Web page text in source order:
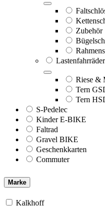
Zubehör
Lastenfahrräder
Riese &
Tern
Tern
S-Pedelec
Kinder E-BIKE
Faltrad
Gravel BIKE
Geschenkkarten
Commuter
Marke
Kalkhoff